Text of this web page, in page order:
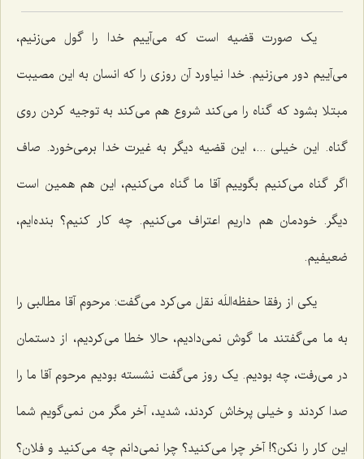
یک صورت قضیه است که می‌آییم خدا را گول می‌زنیم،
می‌آییم دور می‌زنیم. خدا نیاورد آن روزی را که انسان به این مصیبت
مبتلا بشود که گناه را می‌کند شروع هم می‌کند به توجیه کردن روی
گناه. این خیلی ...، این قضیه دیگر به غیرت خدا برمی‌خورد. صاف
اگر گناه می‌کنیم بگوییم آقا ما گناه می‌کنیم، این هم همین است
دیگر. خودمان هم داریم اعتراف می‌کنیم. چه کار کنیم؟ بنده‌ایم،
ضعیفیم.
یکی از رفقا حفظه‌اللَه نقل می‌کرد می‌گفت: مرحوم آقا مطالبی را
به ما می‌گفتند ما گوش نمی‌دادیم، حالا خطا می‌کردیم، از دستمان
در می‌رفت، چه بودیم. یک روز می‌گفت نشسته بودیم مرحوم آقا ما را
صدا کردند و خیلی پرخاش کردند، شدید، آخر مگر من نمی‌گویم شما
این کار را نکن؟! آخر چرا می‌کنید؟ چرا نمی‌دانم چه می‌کنید و فلان؟